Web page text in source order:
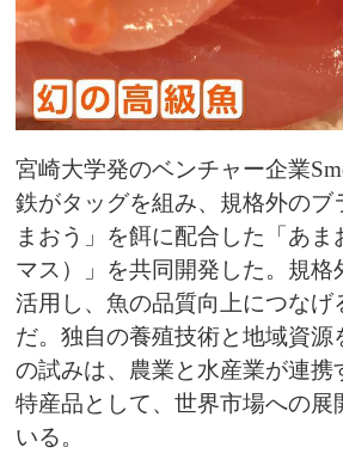
宮崎大学発のベンチャー企業
鉄がタッグを組み、規格外のブ
まおう」を餌に配合した「あま
マス）」を共同開発した。規格
活用し、魚の品質向上につなげ
だ。独自の養殖技術と地域資源
の試みは、農業と水産業が連携
特産品として、世界市場への展
いる。